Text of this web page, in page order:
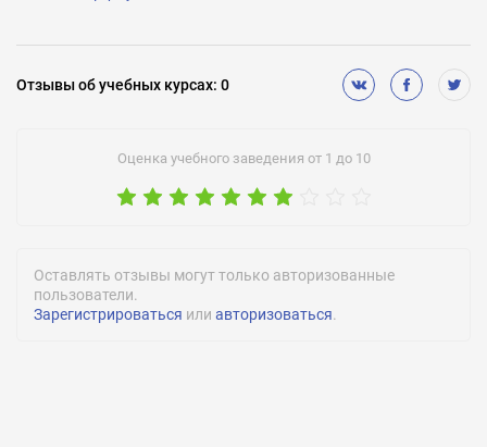
Отзывыоб учебных курсах: 0
Оценка учебного заведения от 1 до 10
Оставлять отзывы могут только авторизованные
пользователи.
Зарегистрироваться или авторизоваться.